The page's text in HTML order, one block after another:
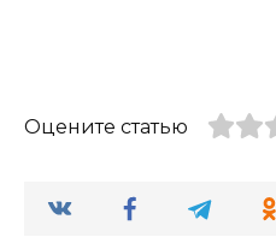
Оцените статью